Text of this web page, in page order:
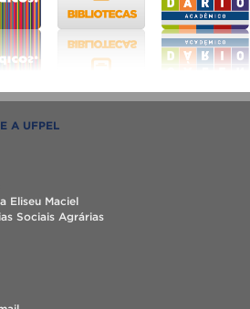
A UFPEL
Eliseu Maciel
Sociais Agrárias